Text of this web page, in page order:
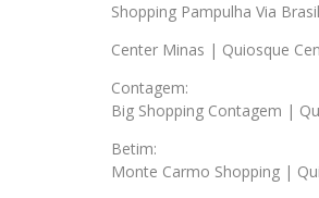
Shopping Pampulha Via
Center Minas | Quiosque
Contagem:
Big Shopping Contagem |
Betim:
Monte Carmo Shopping |